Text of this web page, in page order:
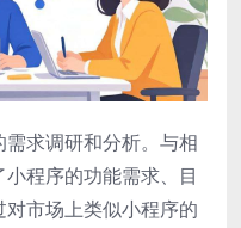
求调研和分析。与相
程序的功能需求、目
市场上类似小程序的